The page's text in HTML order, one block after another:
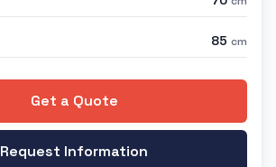
85 cm
Get a Quote
Request Information